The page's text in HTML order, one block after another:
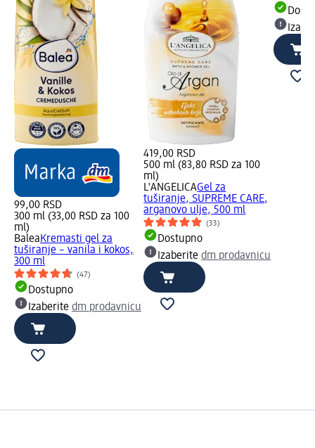
99,00 RSD
300 ml (33,00 RSD za 100
ml)
BaleaKremasti gel za
tuširanje – vanila i kokos,
300 ml
(47)
Dostupno
Izaberite dm prodavnicu
419,00 RSD
500 ml (83,80 RSD za 100
ml)
L'ANGELICAGel za
tuširanje, SUPREME CARE,
arganovo ulje, 500 ml
(33)
Dostupno
Izaberitedm prodavnicu